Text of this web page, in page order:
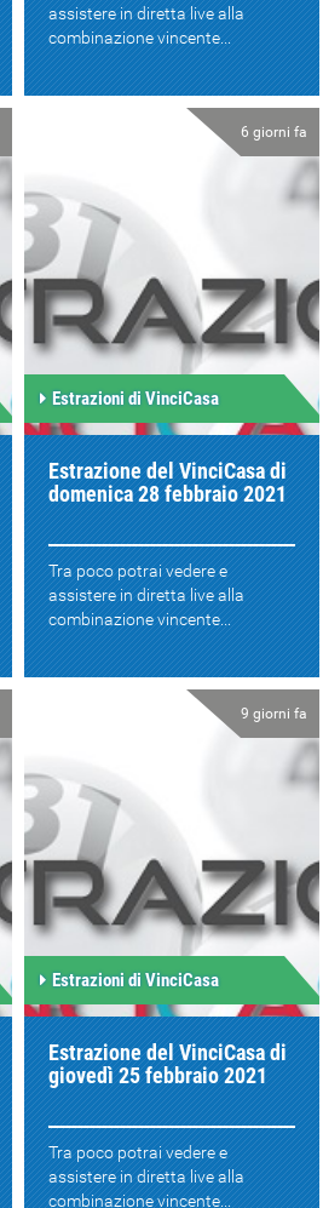
assistere in diretta live alla
combinazione vincente...
6 giorni fa
Estrazioni di VinciCasa
Estrazione del VinciCasa di
domenica 28 febbraio 2021
Tra poco potrai vedere e
assistere in diretta live alla
combinazione vincente...
9 giorni fa
Estrazioni di VinciCasa
Estrazione del VinciCasa di
giovedì 25 febbraio 2021
Tra poco potrai vedere e
assistere in diretta live alla
combinazione vincente...